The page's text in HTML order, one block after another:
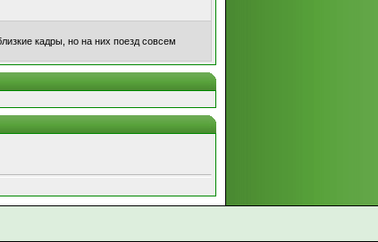
кадры, но на них поезд совсем